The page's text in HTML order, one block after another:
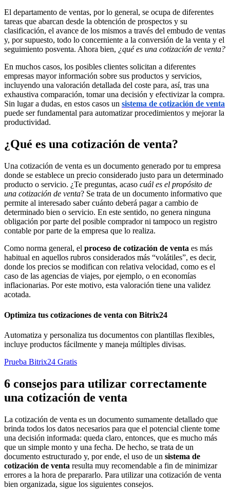
El departamento de ventas, por lo general, se ocupa de diferentes
tareas que abarcan desde la obtención de prospectos y su
clasificación, el avance de los mismos a través del embudo de ventas
y, por supuesto, todo lo concerniente a la conversión de la venta y el
seguimiento posventa. Ahora bien, ¿qué es una cotización de venta?
En muchos casos, los posibles clientes solicitan a diferentes
empresas mayor información sobre sus productos y servicios,
incluyendo una valoración detallada del coste para, así, tras una
exhaustiva comparación, tomar una decisión y efectivizar la compra.
Sin lugar a dudas, en estos casos un sistema de cotización de venta
puede ser fundamental para automatizar procedimientos y mejorar la
productividad.
¿Qué es una cotización de venta?
Una cotización de venta es un documento generado por tu empresa
donde se establece un precio considerado justo para un determinado
producto o servicio. ¿Te preguntas, acaso cuál es el propósito de
una cotización de venta? Se trata de un documento informativo que
permite al interesado saber cuánto deberá pagar a cambio de
determinado bien o servicio. En este sentido, no genera ninguna
obligación por parte del posible comprador ni tampoco un registro
contable por parte de la empresa que lo realiza.
Como norma general, el proceso de cotización de venta es más
habitual en aquellos rubros considerados más “volátiles”, es decir,
donde los precios se modifican con relativa velocidad, como es el
caso de las agencias de viajes, por ejemplo, o en economías
inflacionarias. Por este motivo, esta valoración tiene una validez
acotada.
Optimiza tus cotizaciones de venta con Bitrix24
Automatiza y personaliza tus documentos con plantillas flexibles,
incluye productos fácilmente y maneja múltiples divisas.
Prueba Bitrix24 Gratis
6 consejos para utilizar correctamente
una cotización de venta
La cotización de venta es un documento sumamente detallado que
brinda todos los datos necesarios para que el potencial cliente tome
una decisión informada: queda claro, entonces, que es mucho más
que un simple monto y una fecha. De hecho, se trata de un
documento estructurado y, por ende, el uso de un sistema de
cotización de venta resulta muy recomendable a fin de minimizar
errores a la hora de prepararlo. Para utilizar una cotización de venta
bien organizada, sigue los siguientes consejos.